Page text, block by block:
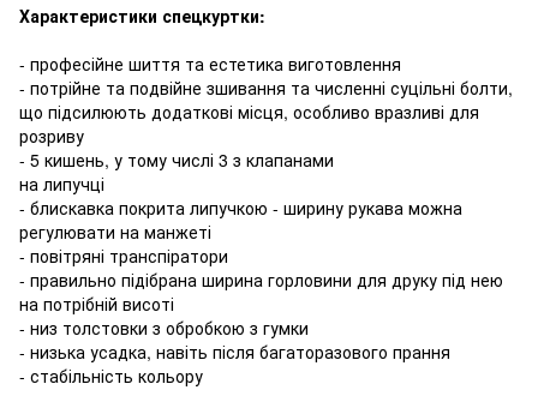
Характеристики спецкуртки:
- професійне шиття та естетика виготовлення
- потрійне та подвійне зшивання та численні суцільні болти,
що підсилюють додаткові місця, особливо вразливі для
розриву
- 5 кишень, у тому числі 3 з клапанами
на липучці
- блискавка покрита липучкою - ширину рукава можна
регулювати на манжеті
- повітряні транспіратори
- правильно підібрана ширина горловини для друку під нею
на потрібній висоті
- низ толстовки з обробкою з гумки
- низька усадка, навіть після багаторазового прання
- стабільність кольору